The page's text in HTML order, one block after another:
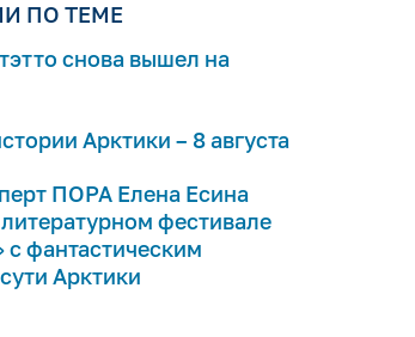
ПО ТЕМЕ
снова вышел на
Арктики – 8 августа
ПОРА Елена Есина
фестивале
фантастическим
Арктики